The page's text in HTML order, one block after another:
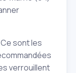
Ce sont les
verrouillent